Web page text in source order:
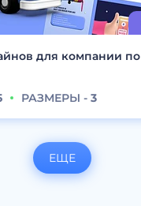
для компании по
РАЗМЕРЫ - 3
ЕЩЕ